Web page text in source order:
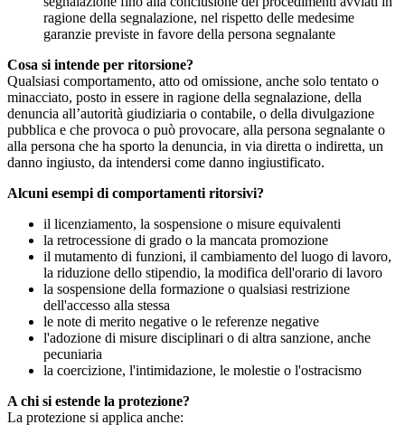
ragione della segnalazione, nel rispetto delle medesime
garanzie previste in favore della persona segnalante
Cosa si intende per ritorsione?
Qualsiasi comportamento, atto od omissione, anche solo tentato o
minacciato, posto in essere in ragione della segnalazione, della
denuncia all’autorità giudiziaria o contabile, o della divulgazione
pubblica e che provoca o può provocare, alla persona segnalante o
alla persona che ha sporto la denuncia, in via diretta o indiretta, un
danno ingiusto, da intendersi come danno ingiustificato.
Alcuni esempi di comportamenti ritorsivi?
il licenziamento, la sospensione o misure equivalenti
la retrocessione di grado o la mancata promozione
il mutamento di funzioni, il cambiamento del luogo di lavoro,
la riduzione dello stipendio, la modifica dell'orario di lavoro
la sospensione della formazione o qualsiasi restrizione
dell'accesso alla stessa
le note di merito negative o le referenze negative
l'adozione di misure disciplinari o di altra sanzione, anche
pecuniaria
la coercizione, l'intimidazione, le molestie o l'ostracismo
A chi si estende la protezione?
La protezione si applica anche: